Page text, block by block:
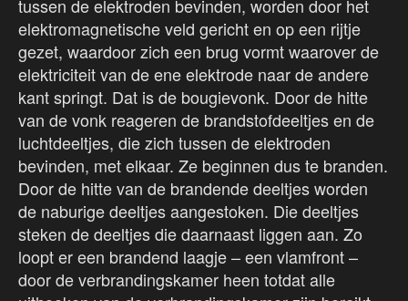
tussen de elektroden bevinden, worden door het
elektromagnetische veld gericht en op een rijtje
gezet, waardoor zich een brug vormt waarover de
elektriciteit van de ene elektrode naar de andere
kant springt. Dat is de bougievonk. Door de hitte
van de vonk reageren de brandstofdeeltjes en de
luchtdeeltjes, die zich tussen de elektroden
bevinden, met elkaar. Ze beginnen dus te branden.
Door de hitte van de brandende deeltjes worden
de naburige deeltjes aangestoken. Die deeltjes
steken de deeltjes die daarnaast liggen aan. Zo
loopt er een brandend laagje – een vlamfront –
door de verbrandingskamer heen totdat alle